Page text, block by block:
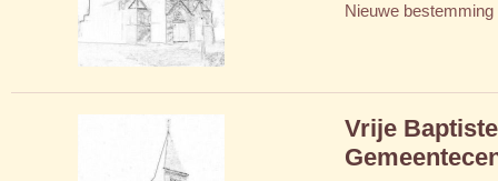
Nieuwe bestemming
Vrije